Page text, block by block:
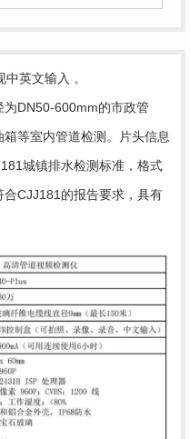
英文输入 。
DN50-600mm的市政管
等室内管道检测。片头信息
城镇排水检测标准，格式
CJJ181的报告要求，具有